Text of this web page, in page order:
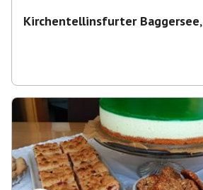
Kirchentellinsfurter Baggersee,